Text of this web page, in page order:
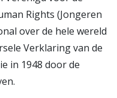
Rights (Jongeren
over de hele wereld
Verklaring van de
in 1948 door de